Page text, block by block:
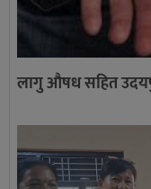
लागु औषध सहित